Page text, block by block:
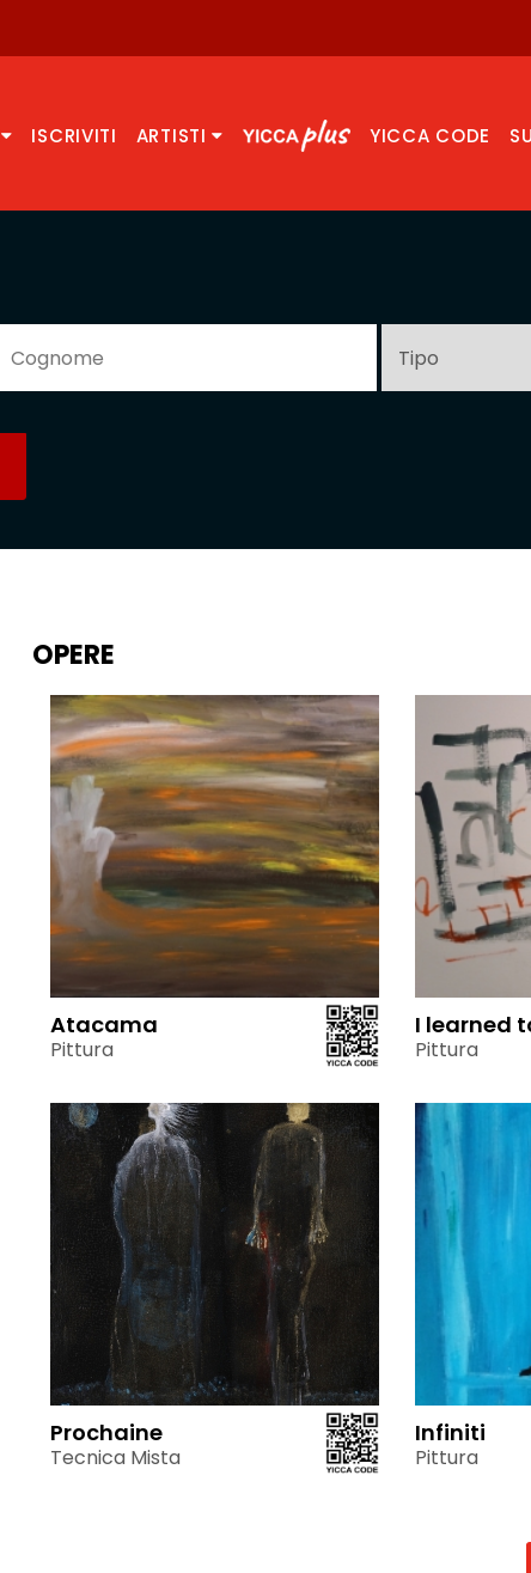
ISCRIVITI ARTISTI YICCA CODE
OPERE
Atacama
Pittura
I learned
Pittura
Prochaine
Tecnica Mista
Infiniti
Pittura